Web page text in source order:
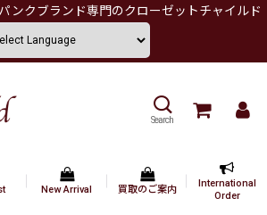
ンクブランド専門のクローゼットチャイルド
Search
New Arrival 買取のご案内
International
Order